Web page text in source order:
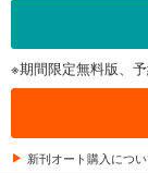
※期間限定無料版、
新刊オート購入につ